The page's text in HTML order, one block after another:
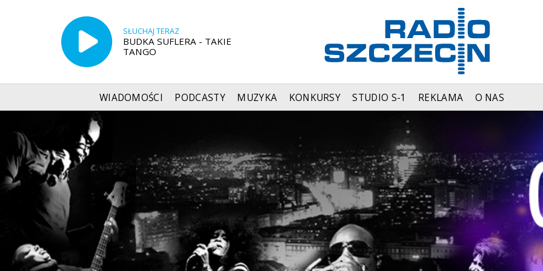
SŁUCHAJ TERAZ
BUDKA SUFLERA - TAKIE
TANGO
WIADOMOŚCI PODCASTY MUZYKA KONKURSY STUDIO S-1 REKLAMA O NAS